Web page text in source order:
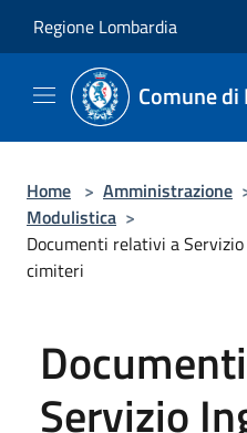
Regione Lombardia
Comune di
Home > Amministrazione
Modulistica >
Documenti relativi a
cimiteri
Servizio